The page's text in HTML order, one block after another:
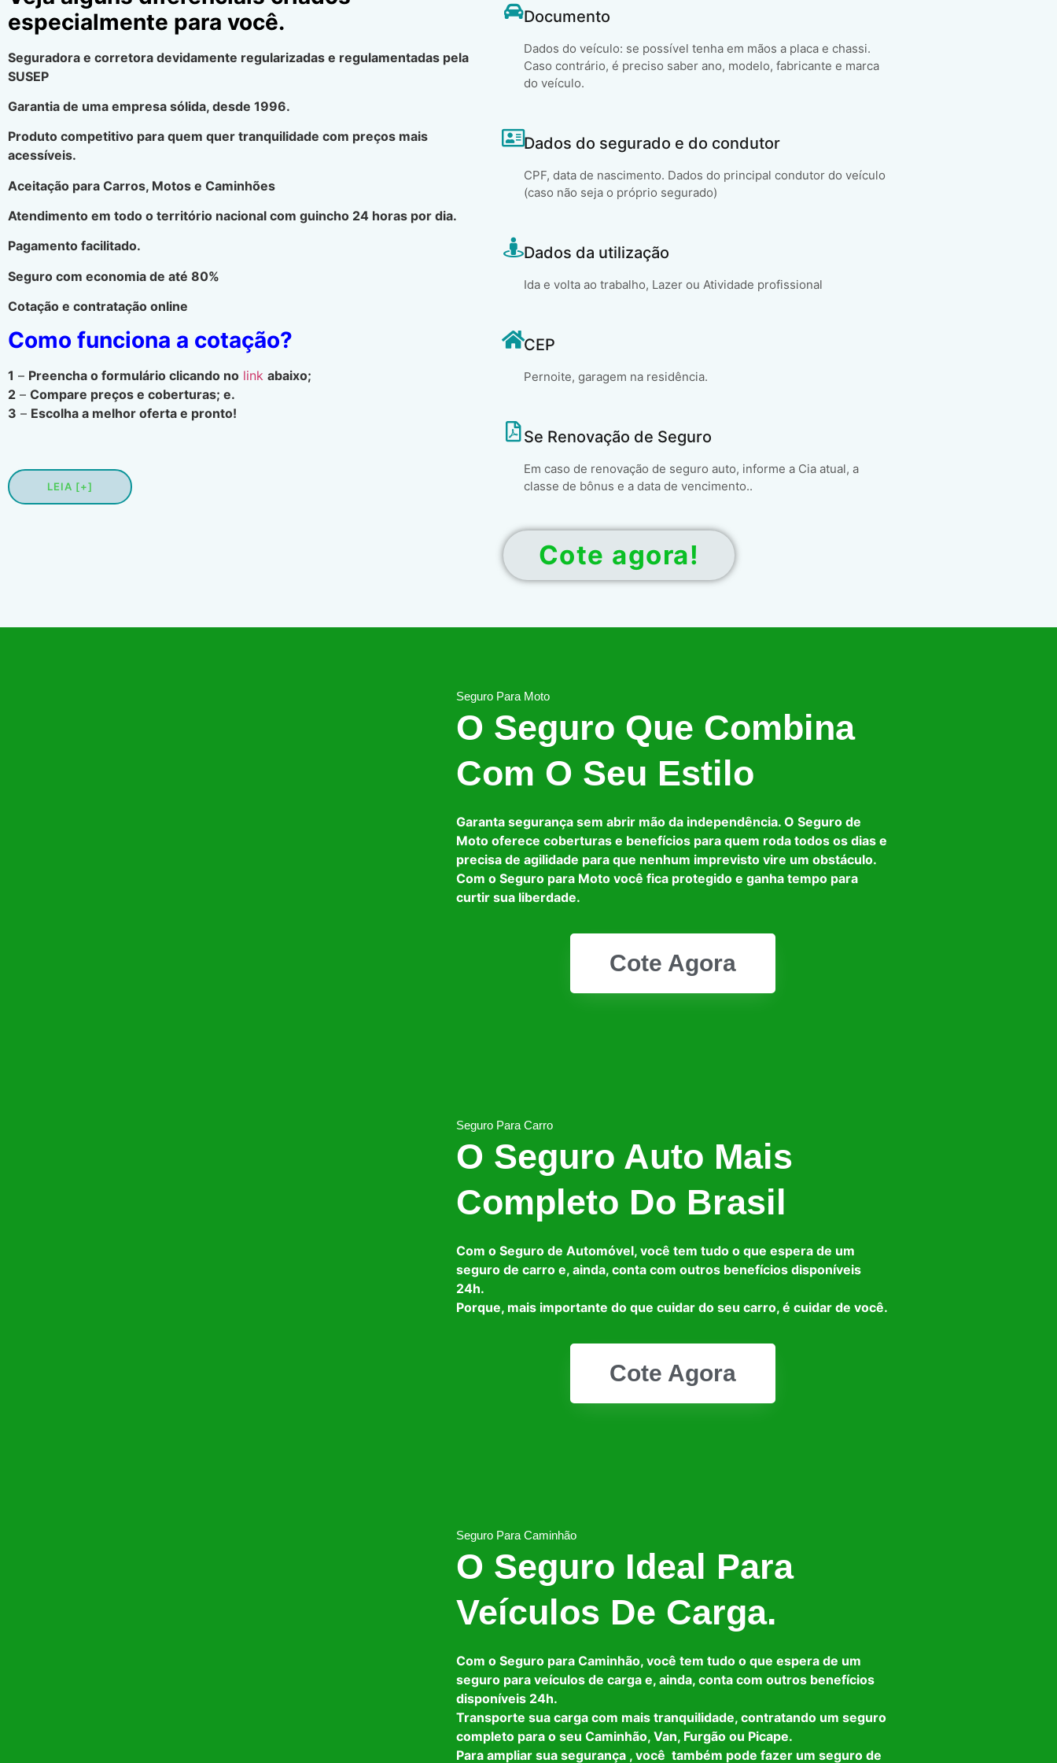
especialmente para você.
Seguradora e corretora devidamente regularizadas e regulamentadas pela
SUSEP
Garantia de uma empresa sólida, desde 1996.
Produto competitivo para quem quer tranquilidade com preços mais
acessíveis.
Aceitação para Carros, Motos e Caminhões
Atendimento em todo o território nacional com guincho 24 horas por dia.
Pagamento facilitado.
Seguro com economia de até 80%
Cotação e contratação online
Como funciona a cotação?
1 – Preencha o formulário clicando no link abaixo;
2 – Compare preços e coberturas; e.
3 – Escolha a melhor oferta e pronto!
LEIA [+]
Documento
Dados do veículo: se possível tenha em mãos a placa e chassi.
Caso contrário, é preciso saber ano, modelo, fabricante e marca
do veículo.
Dados do segurado e do condutor
CPF, data de nascimento. Dados do principal condutor do veículo
(caso não seja o próprio segurado)
Dados da utilização
Ida e volta ao trabalho, Lazer ou Atividade profissional
CEP
Pernoite, garagem na residência.
Se Renovação de Seguro
Em caso de renovação de seguro auto, informe a Cia atual, a
classe de bônus e a data de vencimento..
Cote agora!
Seguro Para Moto
O Seguro Que Combina
Com O Seu Estilo
Garanta segurança sem abrir mão da independência. O Seguro de
Moto oferece coberturas e benefícios para quem roda todos os dias e
precisa de agilidade para que nenhum imprevisto vire um obstáculo.
Com o Seguro para Moto você fica protegido e ganha tempo para
curtir sua liberdade.
Cote Agora
Seguro Para Carro
O Seguro Auto Mais
Completo Do Brasil
Com o Seguro de Automóvel, você tem tudo o que espera de um
seguro de carro e, ainda, conta com outros benefícios disponíveis
24h.
Porque, mais importante do que cuidar do seu carro, é cuidar de você.
Cote Agora
Seguro Para Caminhão
O Seguro Ideal Para
Veículos De Carga.
Com o Seguro para Caminhão, você tem tudo o que espera de um
seguro para veículos de carga e, ainda, conta com outros benefícios
disponíveis 24h.
Transporte sua carga com mais tranquilidade, contratando um seguro
completo para o seu Caminhão, Van, Furgão ou Picape.
Para ampliar sua segurança , você também pode fazer um seguro de